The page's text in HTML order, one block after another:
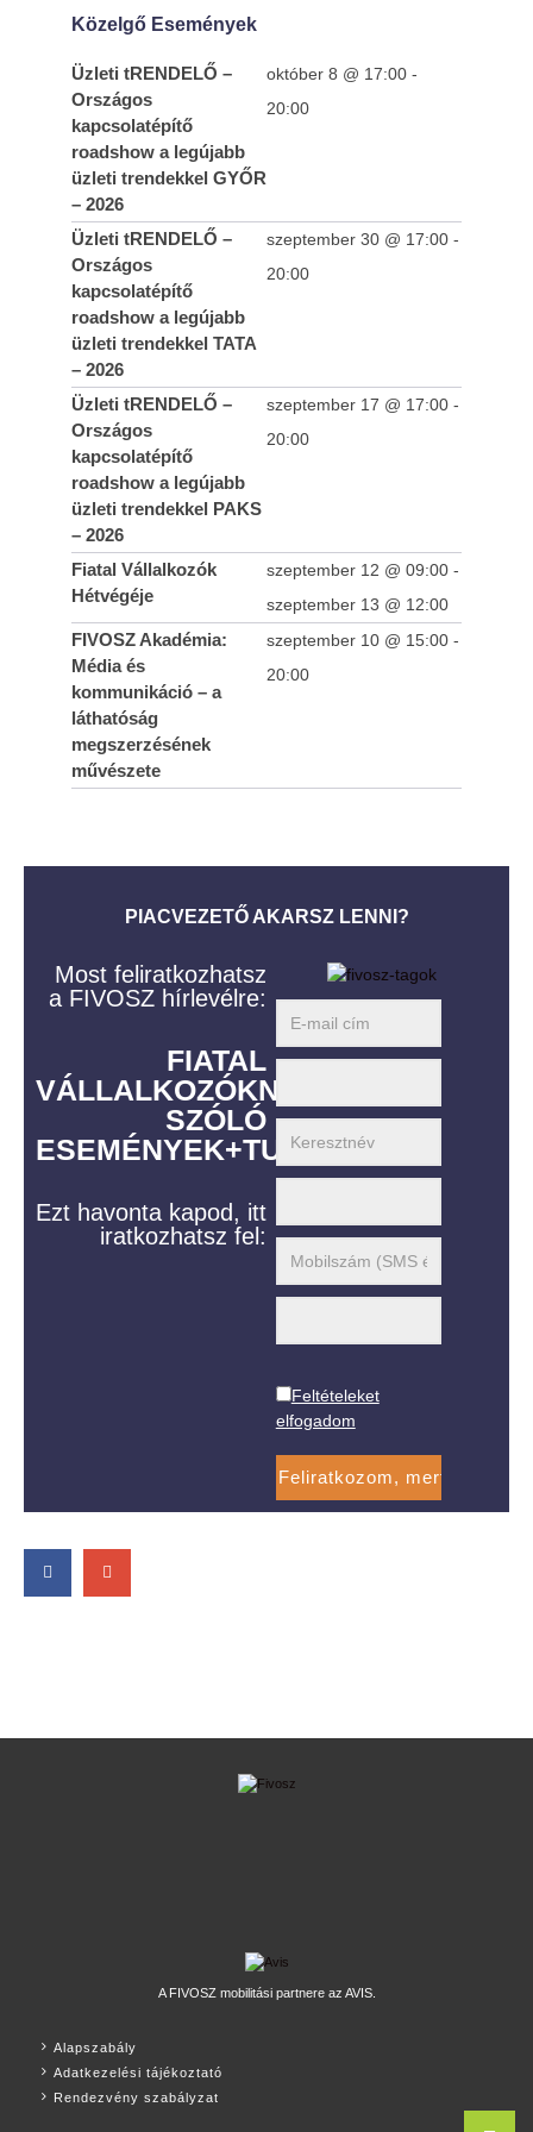
04-16
Közelgő Események
Üzleti tRENDELŐ –
Országos
kapcsolatépítő
roadshow a legújabb
üzleti trendekkel GYŐR
– 2026
október 8 @ 17:00 -
20:00
Üzleti tRENDELŐ –
Országos
kapcsolatépítő
roadshow a legújabb
üzleti trendekkel TATA
– 2026
szeptember 30 @ 17:00 -
20:00
Üzleti tRENDELŐ –
Országos
kapcsolatépítő
roadshow a legújabb
üzleti trendekkel PAKS
– 2026
szeptember 17 @ 17:00 -
20:00
Fiatal Vállalkozók
Hétvégéje
szeptember 12 @ 09:00 -
szeptember 13 @ 12:00
FIVOSZ Akadémia:
Média és
kommunikáció – a
láthatóság
megszerzésének
művészete
szeptember 10 @ 15:00 -
20:00
PIACVEZETŐ AKARSZ LENNI?
Most feliratkozhatsz
a FIVOSZ hírlevélre:
FIATAL
VÁLLALKOZÓKNAK
SZÓLÓ
ESEMÉNYEK+TUDÁS
Ezt havonta kapod, itt
iratkozhatsz fel:
Feltételeket
elfogadom
A FIVOSZ mobilitási partnere az AVIS.
Alapszabály
Adatkezelési tájékoztató
Rendezvény szabályzat